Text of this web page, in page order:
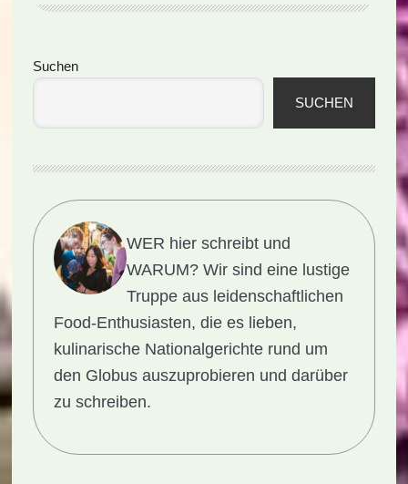
Seitenspalte
Suchen
SUCHEN
WER hier schreibt und
WARUM? Wir sind eine lustige
Truppe aus leidenschaftlichen
Food-Enthusiasten, die es lieben,
kulinarische Nationalgerichte rund um
den Globus auszuprobieren und darüber
zu schreiben.